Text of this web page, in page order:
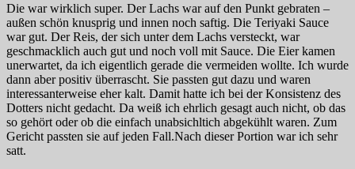
Die war wirklich super. Der Lachs war auf den Punkt gebraten –
außen schön knusprig und innen noch saftig. Die Teriyaki Sauce
war gut. Der Reis, der sich unter dem Lachs versteckt, war
geschmacklich auch gut und noch voll mit Sauce. Die Eier kamen
unerwartet, da ich eigentlich gerade die vermeiden wollte. Ich wurde
dann aber positiv überrascht. Sie passten gut dazu und waren
interessanterweise eher kalt. Damit hatte ich bei der Konsistenz des
Dotters nicht gedacht. Da weiß ich ehrlich gesagt auch nicht, ob das
so gehört oder ob die einfach unabsichltich abgekühlt waren. Zum
Gericht passten sie auf jeden Fall.Nach dieser Portion war ich sehr
satt.